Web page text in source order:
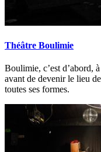
Théâtre Boulimie
Boulimie, c’est d’abord,
avant de devenir le lieu
toutes ses formes.